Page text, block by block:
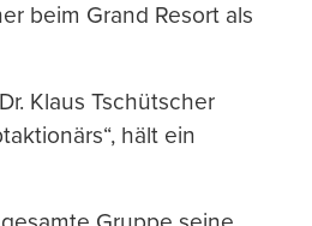
beim Grand Resort als
Klaus Tschütscher
hält ein